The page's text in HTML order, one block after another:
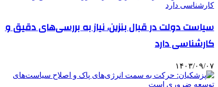
سیاست دولت در قبال بنزین، نیاز به بررسی‌های دقیق و
کارشناسی دارد
۱۴۰۳/۰۹/۰۷